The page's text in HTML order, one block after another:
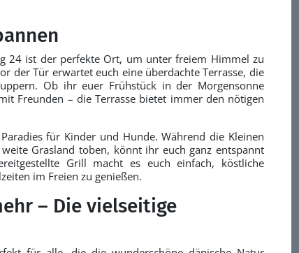
24 ist der perfekte Ort, um unter freiem Himmel zu
der Tür erwartet euch eine überdachte Terrasse, die
Ob ihr euer Frühstück in der Morgensonne
Freunden – die Terrasse bietet immer den nötigen
für Kinder und Hunde. Während die Kleinen
Grasland toben, könnt ihr euch ganz entspannt
Grill macht es euch einfach, köstliche
im Freien zu genießen.
– Die vielseitige